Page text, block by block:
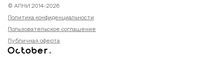
© АПНИ 2014-2026
Политика конфиденциальности
Пользовательское соглашение
Публичная оферта